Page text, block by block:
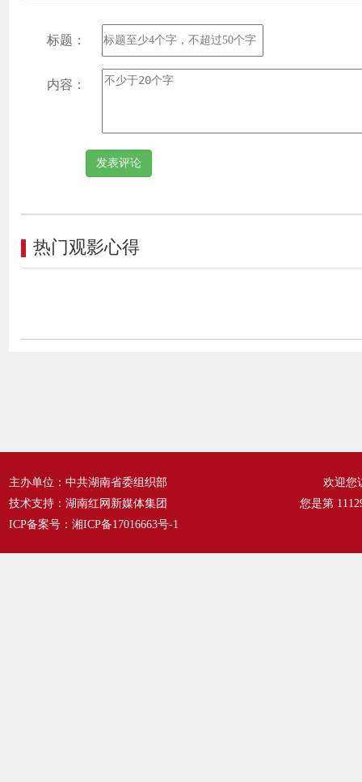
标题：
内容：
热门观影心得
主办单位：中共湖南省委组织部
技术支持：湖南红网新媒体集团
ICP备案号： 湘ICP备17016663号-1
欢迎您
您是第